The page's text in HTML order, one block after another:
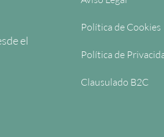
el
Política de Cookies
Política de
Clausulado B2C